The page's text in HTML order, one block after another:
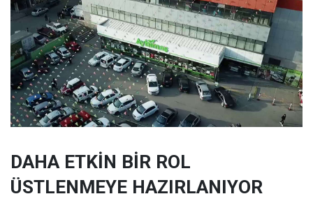
DAHA ETKİN BİR ROL
ÜSTLENMEYE HAZIRLANIYOR